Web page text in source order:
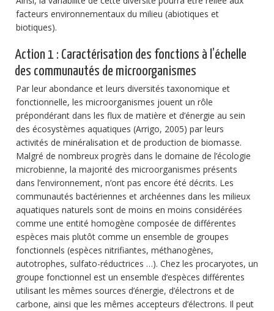
facteurs environnementaux du milieu (abiotiques et
biotiques).
Action 1 : Caractérisation des fonctions à l’échelle
des communautés de microorganismes
Par leur abondance et leurs diversités taxonomique et
fonctionnelle, les microorganismes jouent un rôle
prépondérant dans les flux de matière et d’énergie au sein
des écosystèmes aquatiques (Arrigo, 2005) par leurs
activités de minéralisation et de production de biomasse.
Malgré de nombreux progrès dans le domaine de l’écologie
microbienne, la majorité des microorganismes présents
dans l’environnement, n’ont pas encore été décrits. Les
communautés bactériennes et archéennes dans les milieux
aquatiques naturels sont de moins en moins considérées
comme une entité homogène composée de différentes
espèces mais plutôt comme un ensemble de groupes
fonctionnels (espèces nitrifiantes, méthanogènes,
autotrophes, sulfato-réductrices …). Chez les procaryotes, un
groupe fonctionnel est un ensemble d’espèces différentes
utilisant les mêmes sources d’énergie, d’électrons et de
carbone, ainsi que les mêmes accepteurs d’électrons. Il peut